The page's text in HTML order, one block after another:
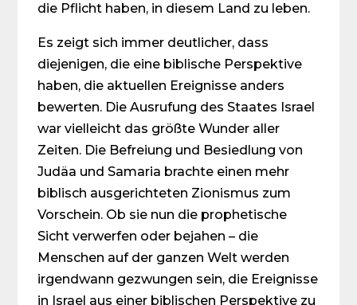
die Pflicht haben, in diesem Land zu leben.
Es zeigt sich immer deutlicher, dass
diejenigen, die eine biblische Perspektive
haben, die aktuellen Ereignisse anders
bewerten. Die Ausrufung des Staates Israel
war vielleicht das größte Wunder aller
Zeiten. Die Befreiung und Besiedlung von
Judäa und Samaria brachte einen mehr
biblisch ausgerichteten Zionismus zum
Vorschein. Ob sie nun die prophetische
Sicht verwerfen oder bejahen – die
Menschen auf der ganzen Welt werden
irgendwann gezwungen sein, die Ereignisse
in Israel aus einer biblischen Perspektive zu